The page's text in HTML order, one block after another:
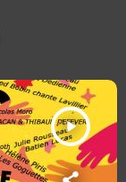
play_arrow